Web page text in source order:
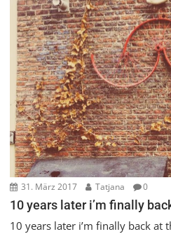
31. März 2017 Tatjana 0
10 years later i’m finally
10 years later i’m finally back at